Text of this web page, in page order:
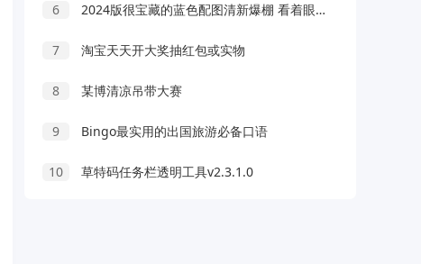
6 2024版很宝藏的蓝色配图清新爆棚 看着眼睛好舒服的配图
7 淘宝天天开大奖抽红包或实物
8 某博清凉吊带大赛
9 Bingo最实用的出国旅游必备口语
10 草特码任务栏透明工具v2.3.1.0